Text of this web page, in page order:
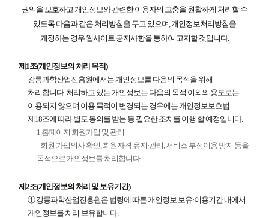
권익을 보호하고 개인정보와 관련한 이용자의 고충을 원활하게 처리할 수
있도록 다음과 같은 처리방침을 두고 있으며, 개인정보처리방침을
개정하는 경우 웹사이트 공지사항을 통하여 고지할 것입니다.
제1조(개인정보의 처리 목적)
강릉과학산업진흥원에서는 개인정보를 다음의 목적을 위해
처리합니다. 처리하고 있는 개인정보는 다음의 목적 이외의 용도로는
이용되지 않으며 이용 목적이 변경되는 경우에는 개인정보보호법
제18조에 따라 별도 동의를 받는 등 필요한 조치를 이행 할 예정입니다.
1.홈페이지 회원가입 및 관리
회원 가입의사 확인, 회원자격 유지·관리, 서비스 부정이용 방지 등을
목적으로 개인정보를 처리합니다.
제2조(개인정보의 처리 및 보유기간)
① 강릉과학산업진흥원은 법령에 따른 개인정보 보유·이용기간 내에서
개인정보를 처리·보유합니다.